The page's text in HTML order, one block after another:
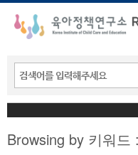
Browsing by 키워드